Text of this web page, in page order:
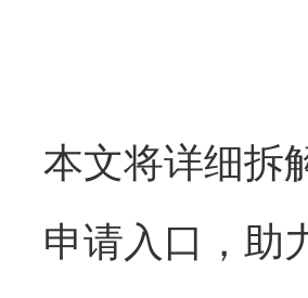
本文将详细拆
申请入口，助